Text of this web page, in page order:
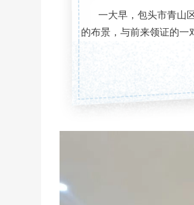
一大早，包头市青山
的布景，与前来领证的一